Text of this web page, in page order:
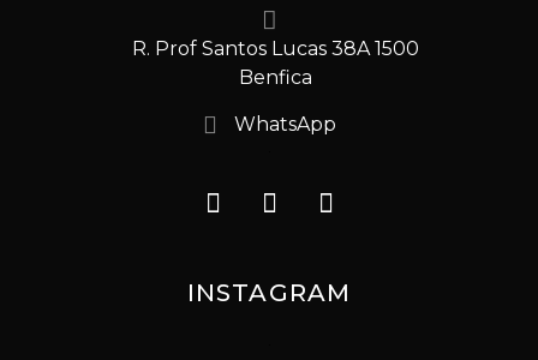
R. Prof Santos Lucas 38A 1500
Benfica
WhatsApp
INSTAGRAM